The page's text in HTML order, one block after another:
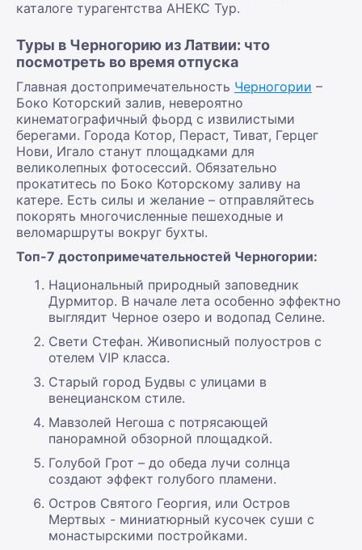
каталоге турагентства АНЕКС Тур.
Туры в Черногорию из Латвии: что
посмотреть во время отпуска
Главная достопримечательность Черногории –
Боко Которский залив, невероятно
кинематографичный фьорд с извилистыми
берегами. Города Котор, Пераст, Тиват, Герцег
Нови, Игало станут площадками для
великолепных фотосессий. Обязательно
прокатитесь по Боко Которскому заливу на
катере. Есть силы и желание – отправляйтесь
покорять многочисленные пешеходные и
веломаршруты вокруг бухты.
Топ-7 достопримечательностей Черногории:
Национальный природный заповедник
Дурмитор. В начале лета особенно эффектно
выглядит Черное озеро и водопад Селине.
Свети Стефан. Живописный полуостров с
отелем VIP класса.
Старый город Будвы с улицами в
венецианском стиле.
Мавзолей Негоша с потрясающей
панорамной обзорной площадкой.
Голубой Грот – до обеда лучи солнца
создают эффект голубого пламени.
Остров Святого Георгия, или Остров
Мертвых - миниатюрный кусочек суши с
монастырскими постройками.